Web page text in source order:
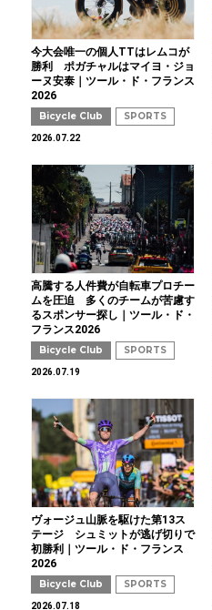
今大会唯一の個人TTはレムコが
勝利 ポガチャルはマイヨ・ジョ
ーヌ安泰｜ツール・ド・フランス
2026
Bicycle Club SPORTS
2026.07.22
高騰する人件費が自転車プロチー
ムを圧迫 多くのチームが苦慮す
るスポンサー探し｜ツール・ド・
フランス2026
Bicycle Club SPORTS
2026.07.19
ヴォージュ山脈を駆けた第13ス
テージ シュミットが逃げ切りで
初勝利｜ツール・ド・フランス
2026
Bicycle Club SPORTS
2026.07.18